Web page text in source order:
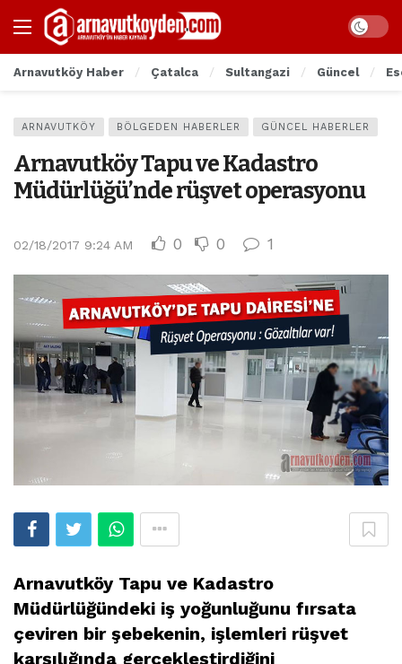
Arnavutköy Haber Çatalca Sultangazi Güncel
ARNAVUTKÖY BÖLGEDEN HABERLER GÜNCEL HABERLER
Arnavutköy Tapu ve Kadastro
Müdürlüğü’nde rüşvet operasyonu
02/18/2017 9:24 AM 0 0 1
Arnavutköy Tapu ve Kadastro
Müdürlüğündeki iş yoğunluğunu fırsata
çeviren bir şebekenin, işlemleri rüşvet
karşılığında gerçekleştirdiğini